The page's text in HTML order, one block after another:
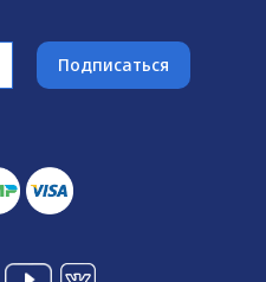
Подписаться